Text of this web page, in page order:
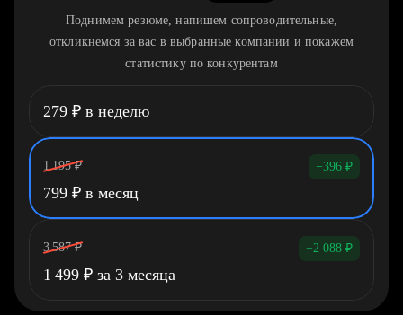
Поднимем резюме, напишем сопроводительные,
откликнемся за вас в выбранные компании и покажем
статистику по конкурентам
279 ₽ в неделю
1 195 ₽ −396 ₽
799 ₽ в месяц
3 587 ₽ −2 088 ₽
1 499 ₽ за 3 месяца